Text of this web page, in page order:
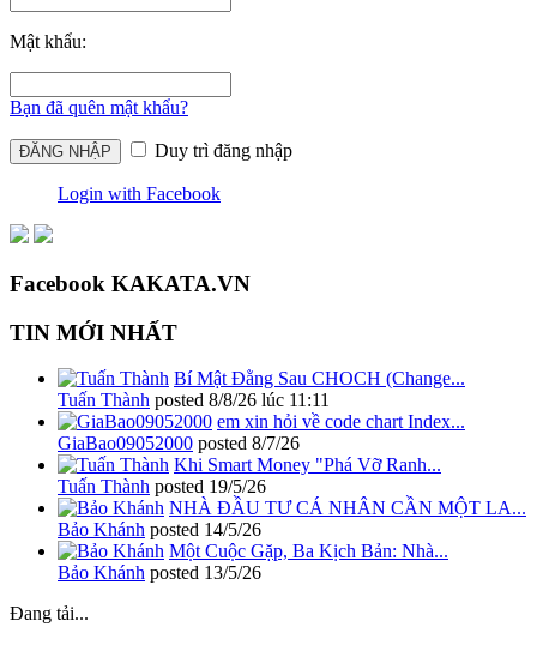
Mật khẩu:
Bạn đã quên mật khẩu?
Duy trì đăng nhập
Login with Facebook
Facebook KAKATA.VN
TIN MỚI NHẤT
Bí Mật Đằng Sau CHOCH (Change...
Tuấn Thành posted 8/8/26 lúc 11:11
em xin hỏi về code chart Index...
GiaBao09052000 posted 8/7/26
Khi Smart Money "Phá Vỡ Ranh...
Tuấn Thành posted 19/5/26
NHÀ ĐẦU TƯ CÁ NHÂN CẦN MỘT LA...
Bảo Khánh posted 14/5/26
Một Cuộc Gặp, Ba Kịch Bản: Nhà...
Bảo Khánh posted 13/5/26
Đang tải...